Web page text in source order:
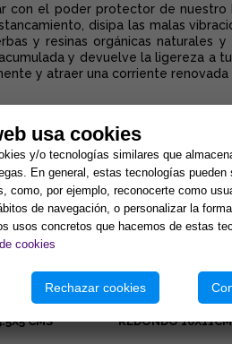
con el poder protector de nuestro
disipa las malas
y resinas orgánicas naturales
y devuelve la ligereza a
y atraer una corriente renovada
GRABADO
CMS
INCENSARIO
REDONDO 10X11CM
usa cookies
y/o tecnologías similares que
En general, estas tecnologías pueden
como, por ejemplo, reconocerte como
de navegación, o personalizar la
usos concretos que hacemos de estas
cookies
Rechazar cookies